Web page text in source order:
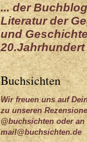
... der
Literatur der
und
Buchsichten
Wir freuen uns auf
zu unseren
@buchsichten oder an
mail@buchsichten.de